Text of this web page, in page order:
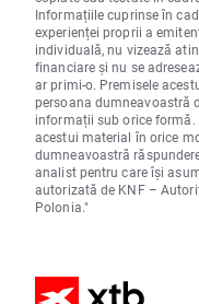
Informațiile cuprinse în
experienței proprii a
individuală, nu vizează
financiare și nu se
ar primi-o. Premisele
persoana dumneavoastră
informații sub orice
acestui material în orice
dumneavoastră
analist pentru care își
autorizată de KNF –
Polonia."